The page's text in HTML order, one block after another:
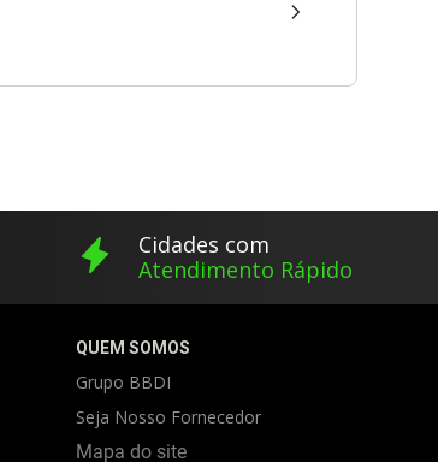
Cidades com
Atendimento Rápido
QUEM SOMOS
Grupo BBDI
Seja Nosso Fornecedor
Mapa do site